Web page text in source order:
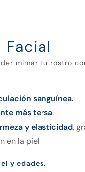
Facial
mimar tu rostro
sanguínea.
más tersa.
y elasticidad,
en la piel
y edades.